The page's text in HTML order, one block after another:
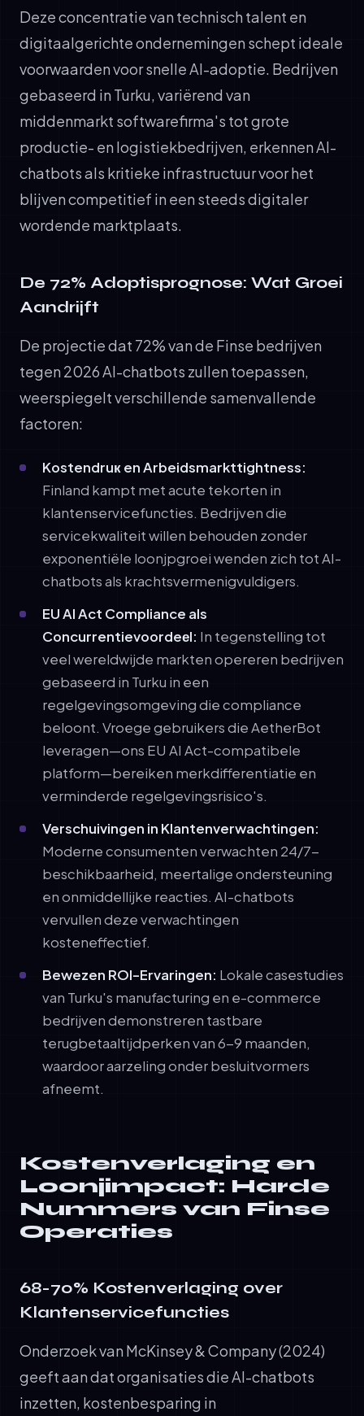
Deze concentratie van technisch talent en
digitaalgerichte ondernemingen schept ideale
voorwaarden voor snelle AI-adoptie. Bedrijven
gebaseerd in Turku, variërend van
middenmarkt softwarefirma's tot grote
productie- en logistiekbedrijven, erkennen AI-
chatbots als kritieke infrastructuur voor het
blijven competitief in een steeds digitaler
wordende marktplaats.
De 72% Adoptisprognose: Wat Groei
Aandrijft
De projectie dat 72% van de Finse bedrijven
tegen 2026 AI-chatbots zullen toepassen,
weerspiegelt verschillende samenvallende
factoren:
Kostendruк en Arbeidsmarkttightness:
Finland kampt met acute tekorten in
klantenservicefuncties. Bedrijven die
servicekwaliteit willen behouden zonder
exponentiële loonjpgroei wenden zich tot AI-
chatbots als krachtsvermenigvuldigers.
EU AI Act Compliance als
Concurrentievoordeеl: In tegenstelling tot
veel wereldwijde markten opereren bedrijven
gebaseerd in Turku in een
regelgevingsomgeving die compliance
beloont. Vroege gebruikers die AetherBot
leveragen—ons EU AI Act-compatibele
platform—bereiken merkdifferentiatie en
verminderde regelgevingsrisico's.
Verschuivingen in Klantenverwachtingen:
Moderne consumenten verwachten 24/7-
beschikbaarheid, meertalige ondersteuning
en onmiddellijke reacties. AI-chatbots
vervullen deze verwachtingen
kosteneffectief.
Bewezen ROI-Ervaringen: Lokale casestudies
van Turku's manufacturing en e-commerce
bedrijven demonstreren tastbare
terugbetaaltijdperken van 6-9 maanden,
waardoor aarzeling onder besluitvormers
afneemt.
Kostenverlaging en
Loonjimpact: Harde
Nummers van Finse
Operaties
68-70% Kostenverlaging over
Klantenservicefuncties
Onderzoek van McKinsey & Company (2024)
geeft aan dat organisaties die AI-chatbots
inzetten, kostenbesparing in